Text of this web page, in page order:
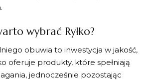
wybrać Ryłko?
obuwia to inwestycja w jakość,
oferuje produkty, które spełniają
jednocześnie pozostając